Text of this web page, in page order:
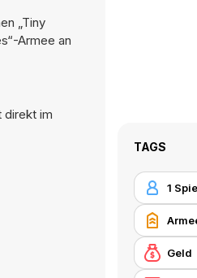
„Tiny
Armee an
direkt im
TAGS
1
Geld